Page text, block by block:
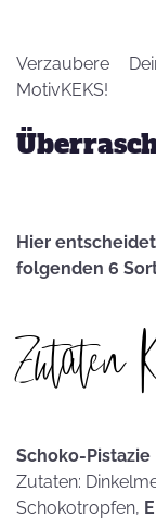
Verzaubere
MotivKEKS!
Hier
folgenden 6
Zutaten
Schoko-Pistazie
Zutaten:
Schokotropfen,